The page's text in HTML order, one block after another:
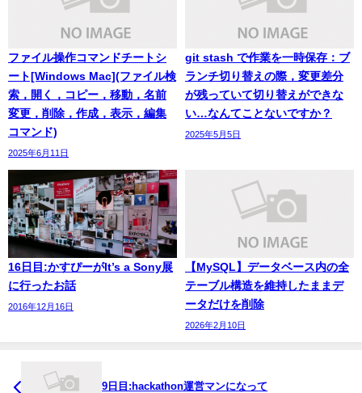
ファイル操作コマンドチートシ
ート[Windows Mac](ファイル検
索，開く，コピー，移動，名前
変更，削除，作成，表示，編集
コマンド)
2025年6月11日
git stash で作業を一時保存：ブ
ランチ切り替えの際，変更差分
が残っていて切り替えができな
い…なんてことないですか？
2025年5月5日
16日目:かすぴーがIt’s a Sony展
に行ったお話
2016年12月16日
【MySQL】データベース内の全
テーブル構造を維持したままデ
ータだけを削除
2026年2月10日
9日目:hackathon運営マンになって